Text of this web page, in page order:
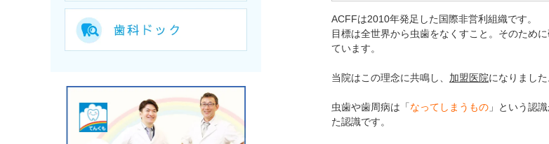
ACFFは2010年発足した国際非営利組織です。
目標は全世界から虫歯をなくすこと。そのため
ています。
当院はこの理念に共鳴し、 加盟医院になりました
虫歯や歯周病は「なってしまうもの 」という認
た認識です。